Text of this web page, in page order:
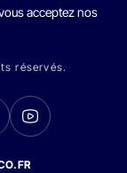
acceptez nos
réservés.